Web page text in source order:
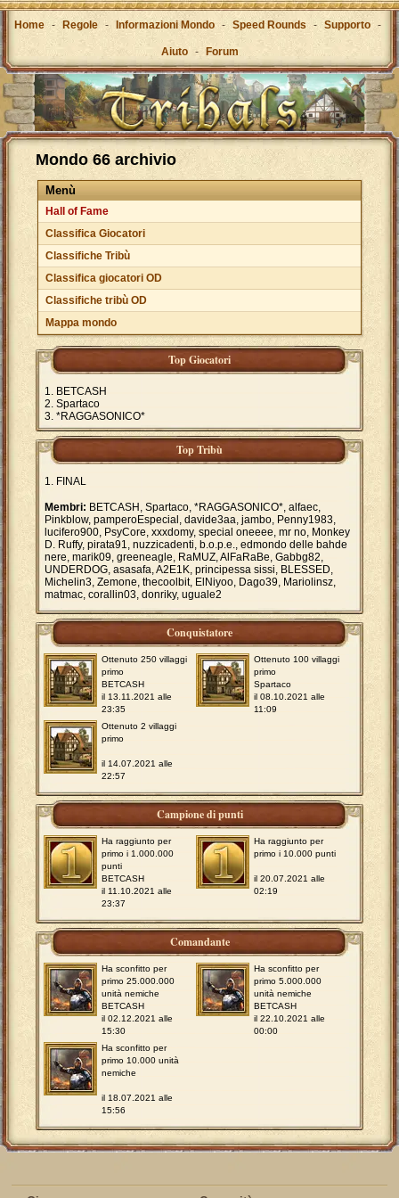
Home - Regole - Informazioni Mondo - Speed Rounds - Supporto -
Aiuto - Forum
Mondo 66 archivio
Menù
Hall of Fame
Classifica Giocatori
Classifiche Tribù
Classifica giocatori OD
Classifiche tribù OD
Mappa mondo
Top Giocatori
BETCASH
Spartaco
*RAGGASONICO*
Top Tribù
FINAL
Membri: BETCASH, Spartaco, *RAGGASONICO*, alfaec,
Pinkblow, pamperoEspecial, davide3aa, jambo, Penny1983,
lucifero900, PsyCore, xxxdomy, special oneeee, mr no, Monkey
D. Ruffy, pirata91, nuzzicadenti, b.o.p.e., edmondo delle bahde
nere, marik09, greeneagle, RaMUZ, AlFaRaBe, Gabbg82,
UNDERDOG, asasafa, A2E1K, principessa sissi, BLESSED,
Michelin3, Zemone, thecoolbit, ElNiyoo, Dago39, Mariolinsz,
matmac, corallin03, donriky, uguale2
Conquistatore
Ottenuto 250 villaggi
primo
BETCASH
il 13.11.2021 alle
23:35
Ottenuto 100 villaggi
primo
Spartaco
il 08.10.2021 alle
11:09
Ottenuto 2 villaggi
primo
il 14.07.2021 alle
22:57
Campione di punti
Ha raggiunto per
primo i 1.000.000
punti
BETCASH
il 11.10.2021 alle
23:37
Ha raggiunto per
primo i 10.000 punti
il 20.07.2021 alle
02:19
Comandante
Ha sconfitto per
primo 25.000.000
unità nemiche
BETCASH
il 02.12.2021 alle
15:30
Ha sconfitto per
primo 5.000.000
unità nemiche
BETCASH
il 22.10.2021 alle
00:00
Ha sconfitto per
primo 10.000 unità
nemiche
il 18.07.2021 alle
15:56